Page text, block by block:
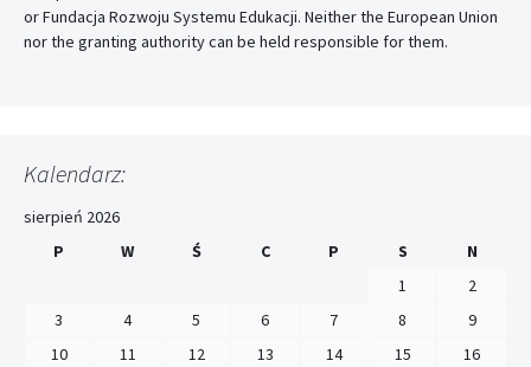
or Fundacja Rozwoju Systemu Edukacji. Neither the European Union
nor the granting authority can be held responsible for them.
Kalendarz:
sierpień 2026
P
W Ś C P S
N
1
2
3
4 5 6 7 8
9
10
11 12 13 14 15
16